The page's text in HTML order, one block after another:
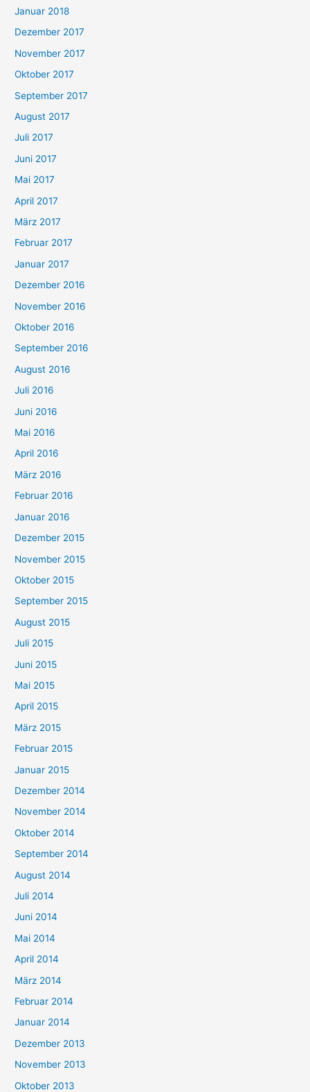
Januar 2018
Dezember 2017
November 2017
Oktober 2017
September 2017
August 2017
Juli 2017
Juni 2017
Mai 2017
April 2017
März 2017
Februar 2017
Januar 2017
Dezember 2016
November 2016
Oktober 2016
September 2016
August 2016
Juli 2016
Juni 2016
Mai 2016
April 2016
März 2016
Februar 2016
Januar 2016
Dezember 2015
November 2015
Oktober 2015
September 2015
August 2015
Juli 2015
Juni 2015
Mai 2015
April 2015
März 2015
Februar 2015
Januar 2015
Dezember 2014
November 2014
Oktober 2014
September 2014
August 2014
Juli 2014
Juni 2014
Mai 2014
April 2014
März 2014
Februar 2014
Januar 2014
Dezember 2013
November 2013
Oktober 2013